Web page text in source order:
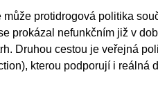
protidrogová politika
prokázal nefunkčním již v
Druhou cestou je veřejná
kterou podporují i reálná